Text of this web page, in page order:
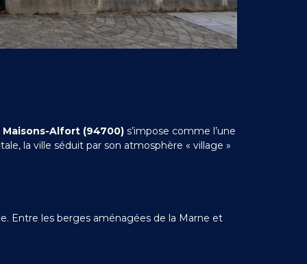
Maisons-Alfort (94700) s’impose comme l’une
la ville séduit par son atmosphère « village »
Entre les berges aménagées de la Marne et